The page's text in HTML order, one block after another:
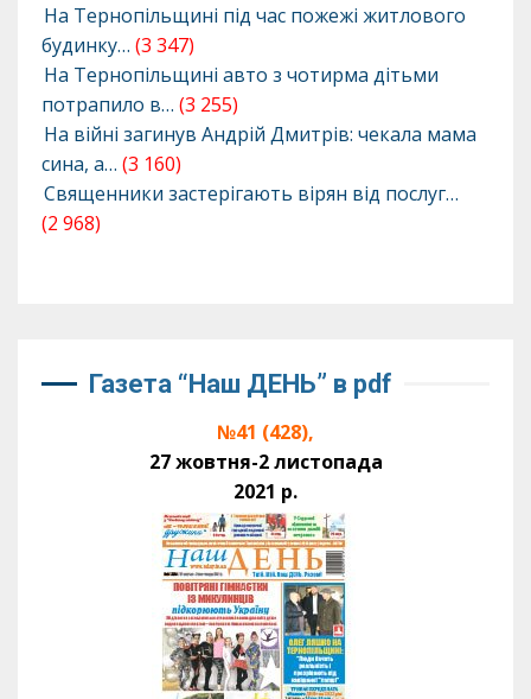
На Тернопільщині під час пожежі житлового
будинку… (3 347)
На Тернопільщині авто з чотирма дітьми
потрапило в… (3 255)
На війні загинув Андрій Дмитрів: чекала мама
сина, а… (3 160)
Священники застерігають вірян від послуг…
(2 968)
Газета “Наш ДЕНЬ” в pdf
№41 (428),
27 жовтня-2 листопада
2021 р.